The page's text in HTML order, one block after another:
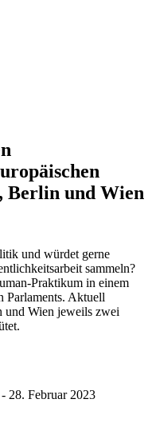
Berlin und Wien
und würdet gerne
sammeln?
Praktikum in einem
Parlaments. Aktuell
und Wien jeweils zwei
28. Februar 2023